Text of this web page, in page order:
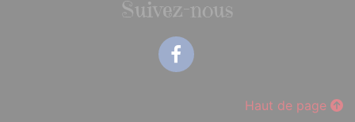
Suivez-nous
Haut de page